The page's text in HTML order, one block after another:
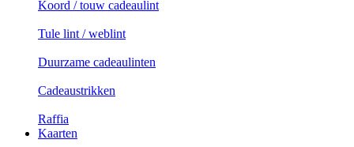
Koord / touw cadeaulint
Tule lint / weblint
Duurzame cadeaulinten
Cadeaustrikken
Raffia
Kaarten